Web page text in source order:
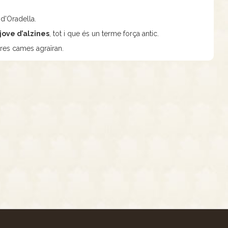
d’alzines , tot i que és un terme força antic.
cames agraïran.